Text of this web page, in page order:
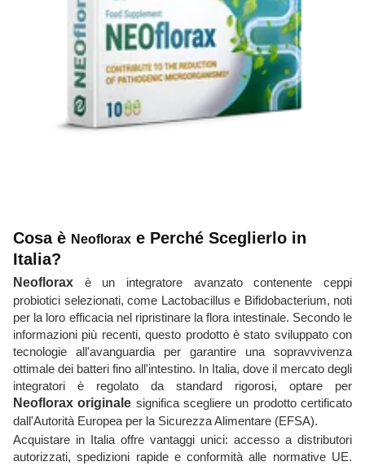
Cosa è Neoflorax e Perché Sceglierlo in
Italia?
Neoflorax è un integratore avanzato contenente ceppi
probiotici selezionati, come Lactobacillus e Bifidobacterium, noti
per la loro efficacia nel ripristinare la flora intestinale. Secondo le
informazioni più recenti, questo prodotto è stato sviluppato con
tecnologie all'avanguardia per garantire una sopravvivenza
ottimale dei batteri fino all'intestino. In Italia, dove il mercato degli
integratori è regolato da standard rigorosi, optare per
Neoflorax originale significa scegliere un prodotto certificato
dall'Autorità Europea per la Sicurezza Alimentare (EFSA).
Acquistare in Italia offre vantaggi unici: accesso a distributori
autorizzati, spedizioni rapide e conformità alle normative UE.